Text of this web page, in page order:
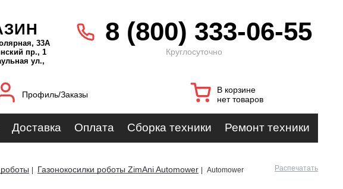
33А
пр., 1
ул.,
8 (800) 333-06-55
Круглосуточно
Профиль/Заказы
В корзине
нет товаров
Доставка Оплата Сборка техники Ремонт техники
Газонокосилки роботы ZimAni Automower
Automower
Распечатать